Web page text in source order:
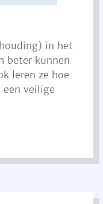
in het
beter kunnen
leren ze hoe
een veilige